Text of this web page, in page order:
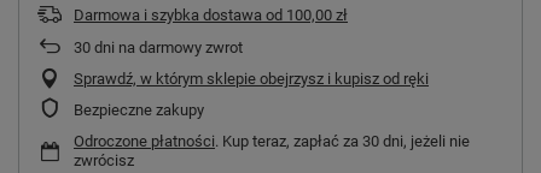
Darmowa i szybka dostawa od 100,00 zł
30 dni na darmowy zwrot
Sprawdź, w którym sklepie obejrzysz i kupisz od ręki
Bezpieczne zakupy
Odroczone płatności. Kup teraz, zapłać za 30 dni, jeżeli nie
zwrócisz